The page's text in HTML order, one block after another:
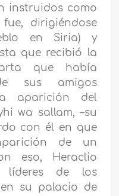
instruidos como
dirigiéndose
en Siria) y
que recibió la
que había
sus amigos
aparición del
wa sallam, –su
con él en que
de un
eso, Heraclio
de los
su palacio de